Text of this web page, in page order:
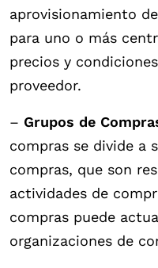
aprovisionamiento
para uno o más
precios y
proveedor.
– Grupos de
compras se divide a
compras, que son
actividades de
compras puede
organizaciones de